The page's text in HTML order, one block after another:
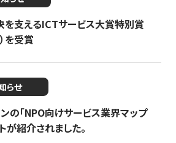
支えるICTサービス大賞特別賞
を受賞
らせ
の「NPO向けサービス業界マップ
が紹介されました。